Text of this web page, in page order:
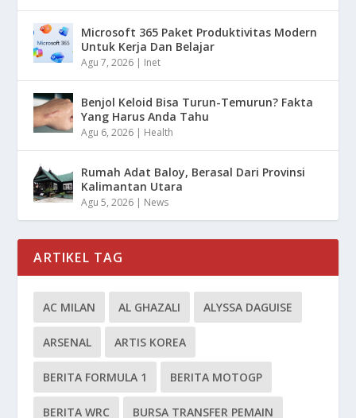
Microsoft 365 Paket Produktivitas Modern
Untuk Kerja Dan Belajar
Agu 7, 2026 | Inet
Benjol Keloid Bisa Turun-Temurun? Fakta
Yang Harus Anda Tahu
Agu 6, 2026 | Health
Rumah Adat Baloy, Berasal Dari Provinsi
Kalimantan Utara
Agu 5, 2026 | News
ARTIKEL TAG
AC MILAN AL GHAZALI ALYSSA DAGUISE
ARSENAL ARTIS KOREA
BERITA FORMULA 1 BERITA MOTOGP
BERITA WRC BURSA TRANSFER PEMAIN